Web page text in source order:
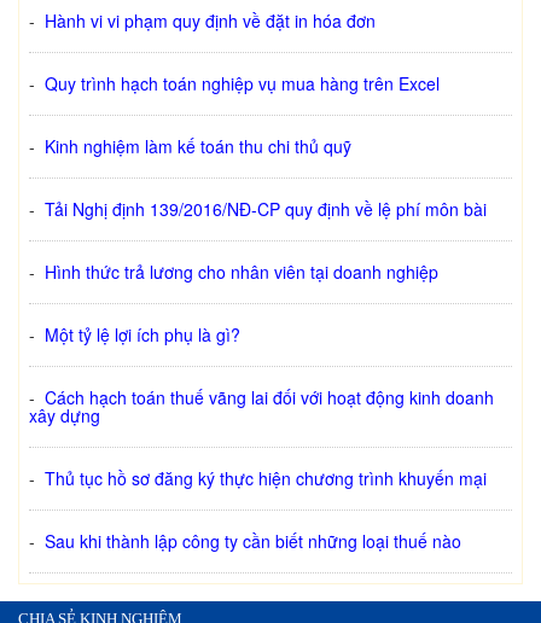
- Hành vi vi phạm quy định về đặt in hóa đơn
- Quy trình hạch toán nghiệp vụ mua hàng trên Excel
- Kinh nghiệm làm kế toán thu chi thủ quỹ
- Tải Nghị định 139/2016/NĐ-CP quy định về lệ phí môn bài
- Hình thức trả lương cho nhân viên tại doanh nghiệp
- Một tỷ lệ lợi ích phụ là gì?
- Cách hạch toán thuế vãng lai đối với hoạt động kinh doanh
xây dựng
- Thủ tục hồ sơ đăng ký thực hiện chương trình khuyến mại
- Sau khi thành lập công ty cần biết những loại thuế nào
CHIA SẺ KINH NGHIỆM